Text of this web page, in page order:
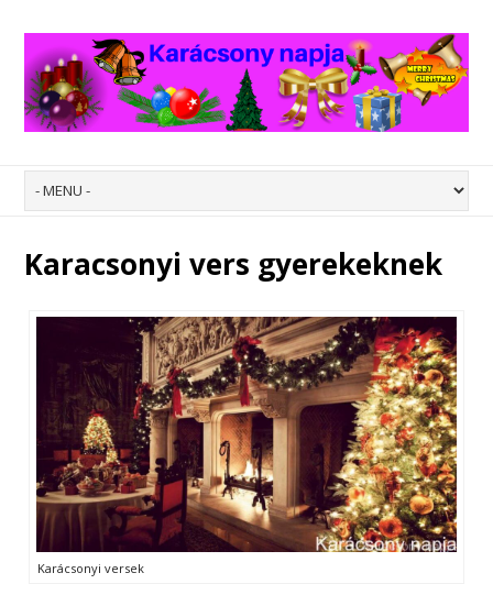
Karacsonyi vers gyerekeknek
Karácsonyi versek